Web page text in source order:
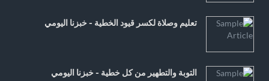
تعليم وصلاة لكسر قيود الخطية - خبزنا اليومي
التوبة والتطهير من كل خطية - خبزنا اليومي